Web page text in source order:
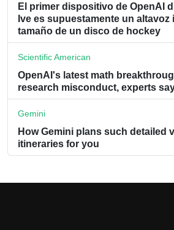
El primer dispositivo de OpenAI
Ive es supuestamente un altavoz
tamaño de un disco de hockey
Scientific American
OpenAI's latest math
research misconduct, experts
Gemini
How Gemini plans such detailed
itineraries for you